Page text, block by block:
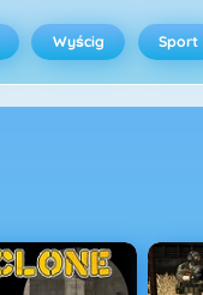
Wyścig Sport